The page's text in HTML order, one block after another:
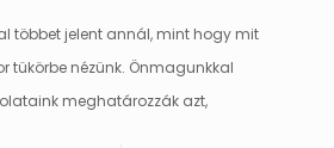
többet jelent annál, mint hogy mit
tükörbe nézünk. Önmagunkkal
meghatározzák azt,